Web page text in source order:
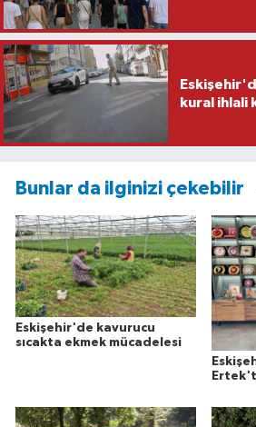
kural ihlali
Bunlar da ilginizi çekebilir
Eskişehir'de kavurucu
sıcakta ekmek mücadelesi